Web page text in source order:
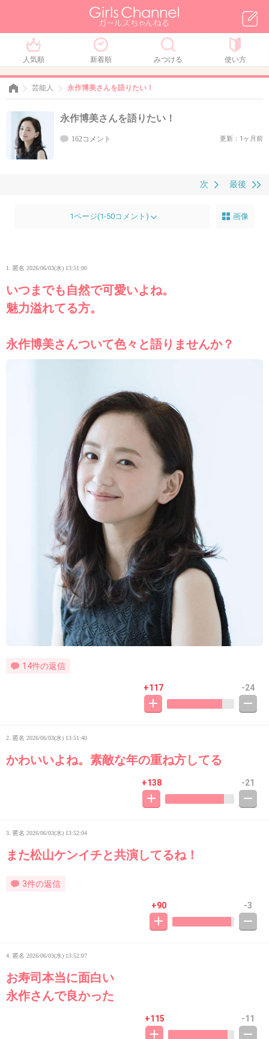
人気順 新着順 みつける 使い方
芸能人 永作博美さんを語りたい！
永作博美さんを語りたい！
162コメント 更新：1ヶ月前
最後
次
1ページ(1-50コメント) 画像
1. 匿名 2026/06/03(水) 13:51:00
いつまでも自然で可愛いよね。
魅力溢れてる方。
永作博美さんついて色々と語りませんか？
14件の返信
+117 -24
2. 匿名 2026/06/03(水) 13:51:40
かわいいよね。素敵な年の重ね方してる
+138 -21
3. 匿名 2026/06/03(水) 13:52:04
また松山ケンイチと共演してるね！
3件の返信
+90 -3
4. 匿名 2026/06/03(水) 13:52:07
お寿司本当に面白い
永作さんで良かった
+115 -11